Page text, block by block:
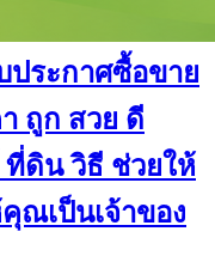
ประกาศซื้อขาย
ถูก สวย ดี
ดิน วิธี ช่วยให้
คุณเป็นเจ้าของ